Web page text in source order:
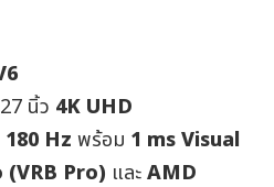
นิ้ว 4K UHD
180 Hz พร้อม 1 ms Visual
Pro) และAMD